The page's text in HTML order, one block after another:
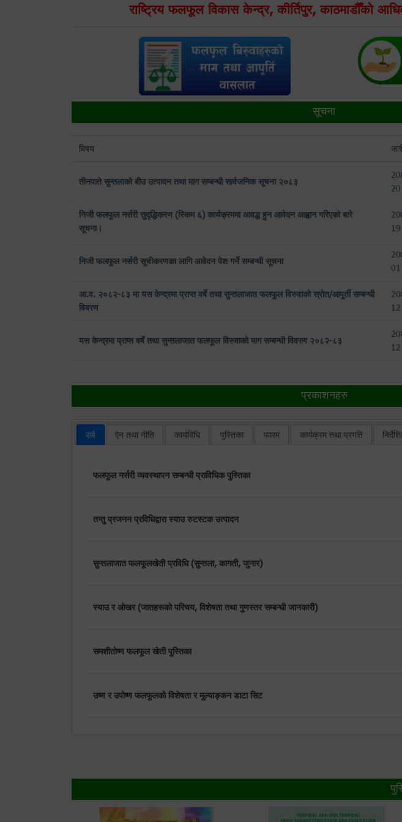
राष्ट्रिय फलफूल विकास केन्द्र, कीर्तिपुर, काठमाडौँको
सूचना
बिषय
तीनपाते सुन्तलाको बीउ उत्पादन तथा माग सम्बन्धी सार्वजनिक सूचना २०८३
20
निजी फलफूल नर्सरी सुदृद्धिकरण (स्किम ६) कार्यक्रममा आवद्ध हुन आवेदन आह्वान गरिएको बारे
सूचना।
19
निजी फलफूल नर्सरी सूचीकरणका लागि आवेदन पेश गर्ने सम्बन्धी सूचना
01
आ.व. २०८२-८३ मा यस केन्द्रमा प्राप्त वर्षे तथा सुन्तलाजात फलफूल विरुवाको स्रोत/आपूर्ती सम्बन्धी
विवरण
12
यस केन्द्रमा प्राप्त वर्षे तथा सुन्तलाजात फलफूल विरुवाको माग सम्बन्धी विवरण २०८२-८३
12
प्रकाशनहरु
सबै ऐन तथा नीति कार्यविधि पुस्तिका फारम कार्यक्रम तथा प्रगति
फलफूल नर्सरी व्यवस्थापन सम्बन्धी प्राविधिक पुस्तिका
तन्तु प्रजनन प्रविधिद्वारा स्याउ रुटस्टक उत्पादन
सुन्तलाजात फलफूलखेती प्रविधि (सुन्तला, कागती, जुनार)
स्याउ र ओखर (जातहरूको परिचय, विशेषता तथा गुणस्तर सम्बन्धी जानकारी)
समशीतोष्ण फलफूल खेती पुस्तिका
उष्ण र उपोष्ण फलफूलको विशेषता र मूल्याङ्कन डाटा सिट